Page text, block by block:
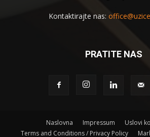
Kontaktirajte nas:
PRATITE NAS
Naslovna Impressum
Uslovi
Terms and Conditions / Privacy Policy